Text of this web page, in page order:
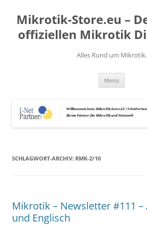
springen
Mikrotik-Store.eu –
offiziellen Mikrotik
Alles Rund um Mikrotik.
Menü
SCHLAGWORT-ARCHIV: RMK-2/10
Mikrotik – Newsletter #111 –
und Englisch